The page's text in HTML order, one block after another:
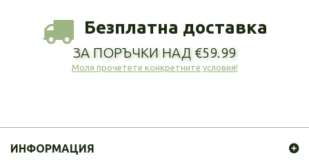
Безплатна доставка
ЗА ПОРЪЧКИ НАД €59.99
Моля прочетете конкретните условия!
ИНФОРМАЦИЯ